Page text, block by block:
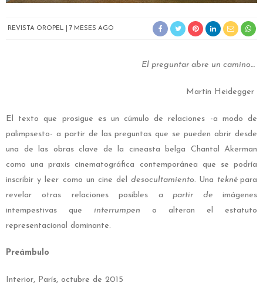
REVISTA OROPEL 7 MESES AGO
El preguntar abre un camino…
Martin Heidegger
El texto que prosigue es un cúmulo de relaciones -a modo de
palimpsesto- a partir de las preguntas que se pueden abrir desde
una de las obras clave de la cineasta belga Chantal Akerman
como una praxis cinematográfica contemporánea que se podría
inscribir y leer como un cine deldesocultamiento. Una teknépara
revelar otras relaciones posibles a partir deimágenes
intempestivas que interrumpen o alteran el estatuto
representacional dominante.
Preámbulo
Interior, París, octubre de 2015